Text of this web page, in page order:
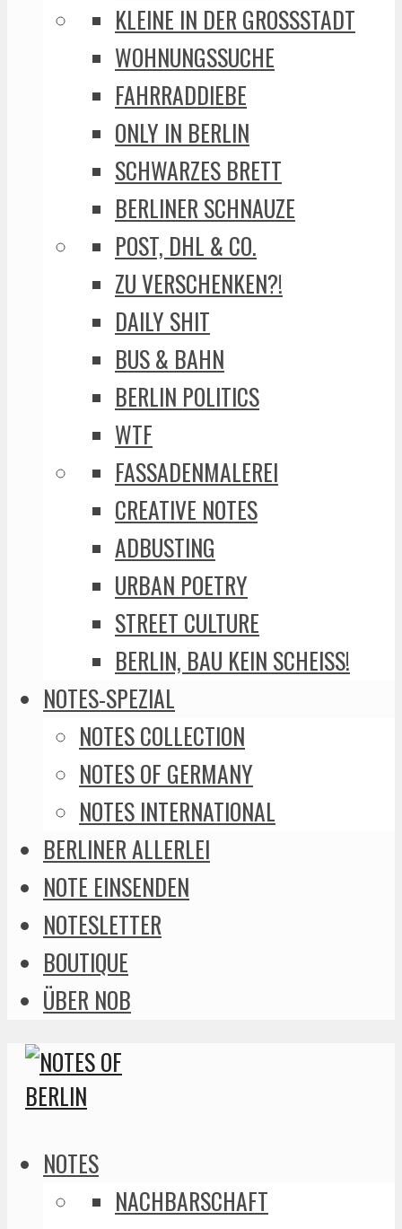
KLEINE IN DER GROSSSTADT
WOHNUNGSSUCHE
FAHRRADDIEBE
ONLY IN BERLIN
SCHWARZES BRETT
BERLINER SCHNAUZE
POST, DHL & CO.
ZU VERSCHENKEN?!
DAILY SHIT
BUS & BAHN
BERLIN POLITICS
WTF
FASSADENMALEREI
CREATIVE NOTES
ADBUSTING
URBAN POETRY
STREET CULTURE
BERLIN, BAU KEIN SCHEISS!
NOTES-SPEZIAL
NOTES COLLECTION
NOTES OF GERMANY
NOTES INTERNATIONAL
BERLINER ALLERLEI
NOTE EINSENDEN
NOTESLETTER
BOUTIQUE
ÜBER NOB
NOTES
NACHBARSCHAFT